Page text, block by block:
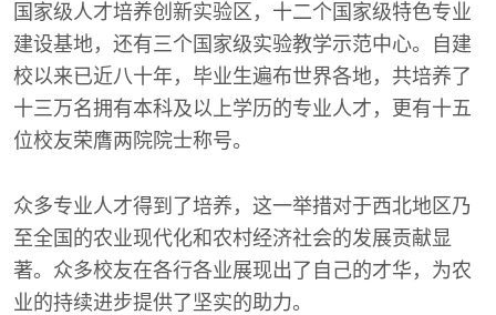
国家级人才培养创新实验区，十二个国家级特色专业
建设基地，还有三个国家级实验教学示范中心。自建
校以来已近八十年，毕业生遍布世界各地，共培养了
十三万名拥有本科及以上学历的专业人才，更有十五
位校友荣膺两院院士称号。
众多专业人才得到了培养，这一举措对于西北地区乃
至全国的农业现代化和农村经济社会的发展贡献显
著。众多校友在各行各业展现出了自己的才华，为农
业的持续进步提供了坚实的助力。